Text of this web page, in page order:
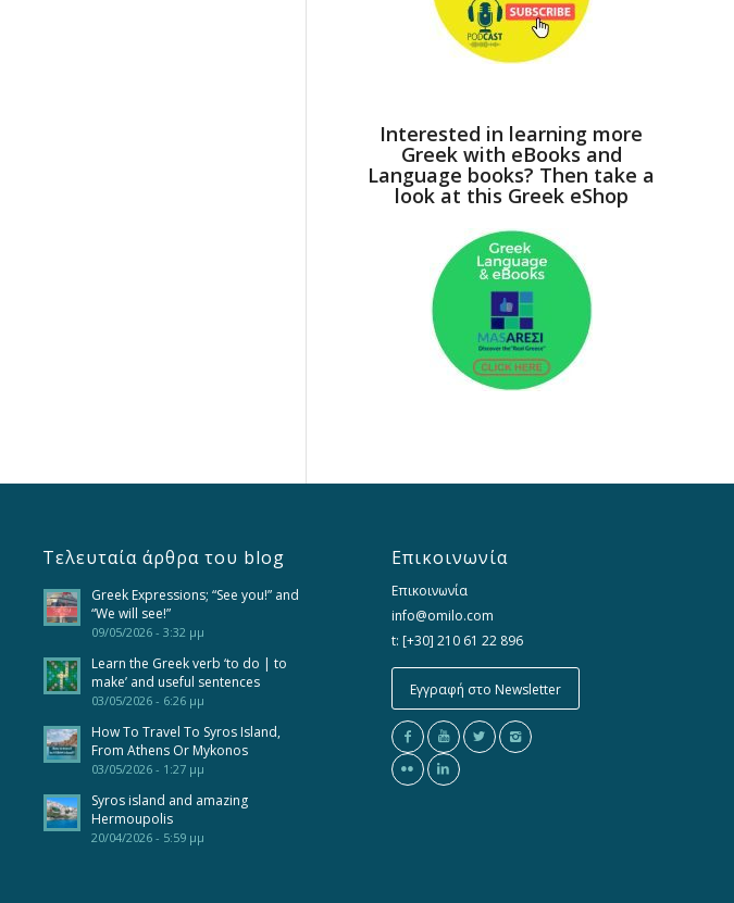
Interested in learning more
Greek with eBooks and
Language books? Then take a
look at this Greek eShop
Τελευταία άρθρα του blog
Greek Expressions; “See you!” and
“We will see!”
09/05/2026 - 3:32 μμ
Learn the Greek verb ‘to do | to
make’ and useful sentences
03/05/2026 - 6:26 μμ
How To Travel To Syros Island,
From Athens Or Mykonos
03/05/2026 - 1:27 μμ
Syros island and amazing
Hermoupolis
20/04/2026 - 5:59 μμ
Επικοινωνία
Επικοινωνία
info@omilo.com
t: [+30] 210 61 22 896
Εγγραφή στο Newsletter